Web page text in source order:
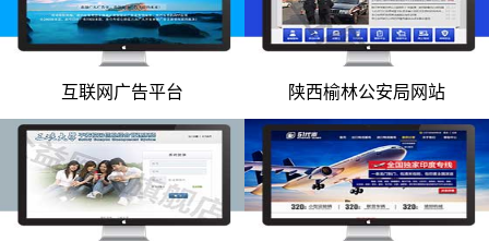
知乎代运营
网站案例
网站建设案例
微信小程序案例
互联网广告平台
陕西榆林公安局网站